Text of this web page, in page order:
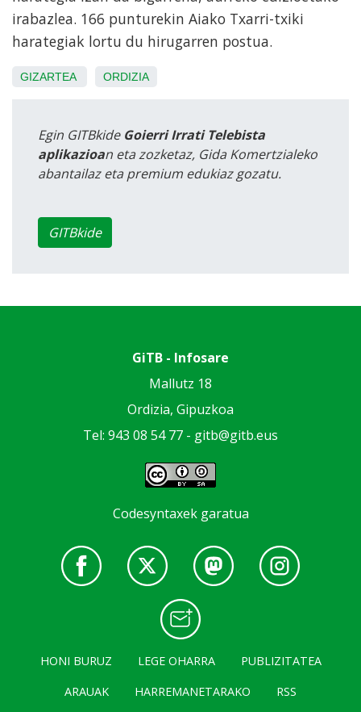
irabazlea. 166 punturekin Aiako Txarri-txiki
harategiak lortu du hirugarren postua.
GIZARTEA ORDIZIA
Egin GITBkide Goierri Irrati Telebista
aplikazioan eta zozketaz, Gida Komertzialeko
abantailaz eta premium edukiaz gozatu.
GITBkide
GiTB - Infosare
Mallutz 18
Ordizia, Gipuzkoa
Tel: 943 08 54 77 - gitb@gitb.eus
Codesyntaxek garatua
HONI BURUZ LEGE OHARRA
PUBLIZITATEA
ARAUAK
HARREMANETARAKO RSS